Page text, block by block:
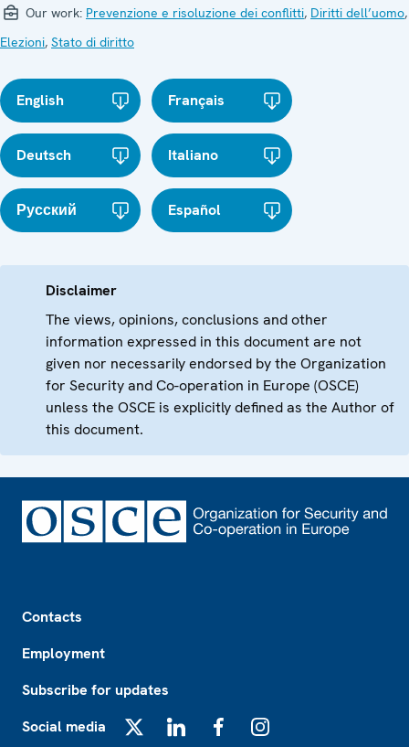
Our work: Prevenzione e risoluzione dei conflitti, Diritti dell’uomo,
Elezioni, Stato di diritto
English Français
Deutsch Italiano
Русский Español
Disclaimer
The views, opinions, conclusions and other
information expressed in this document are not
given nor necessarily endorsed by the Organization
for Security and Co-operation in Europe (OSCE)
unless the OSCE is explicitly defined as the Author of
this document.
Contacts
Employment
Subscribe for updates
Social media